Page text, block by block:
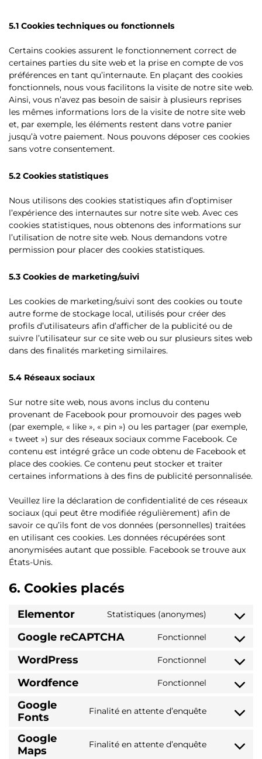
5.1 Cookies techniques ou fonctionnels
Certains cookies assurent le fonctionnement correct de
certaines parties du site web et la prise en compte de vos
préférences en tant qu’internaute. En plaçant des cookies
fonctionnels, nous vous facilitons la visite de notre site web.
Ainsi, vous n’avez pas besoin de saisir à plusieurs reprises
les mêmes informations lors de la visite de notre site web
et, par exemple, les éléments restent dans votre panier
jusqu’à votre paiement. Nous pouvons déposer ces cookies
sans votre consentement.
5.2 Cookies statistiques
Nous utilisons des cookies statistiques afin d’optimiser
l’expérience des internautes sur notre site web. Avec ces
cookies statistiques, nous obtenons des informations sur
l’utilisation de notre site web. Nous demandons votre
permission pour placer des cookies statistiques.
5.3 Cookies de marketing/suivi
Les cookies de marketing/suivi sont des cookies ou toute
autre forme de stockage local, utilisés pour créer des
profils d’utilisateurs afin d’afficher de la publicité ou de
suivre l’utilisateur sur ce site web ou sur plusieurs sites web
dans des finalités marketing similaires.
5.4 Réseaux sociaux
Sur notre site web, nous avons inclus du contenu
provenant de Facebook pour promouvoir des pages web
(par exemple, « like », « pin ») ou les partager (par exemple,
« tweet ») sur des réseaux sociaux comme Facebook. Ce
contenu est intégré grâce un code obtenu de Facebook et
place des cookies. Ce contenu peut stocker et traiter
certaines informations à des fins de publicité personnalisée.
Veuillez lire la déclaration de confidentialité de ces réseaux
sociaux (qui peut être modifiée régulièrement) afin de
savoir ce qu’ils font de vos données (personnelles) traitées
en utilisant ces cookies. Les données récupérées sont
anonymisées autant que possible. Facebook se trouve aux
États-Unis.
6. Cookies placés
Elementor Statistiques (anonymes)
Google reCAPTCHA Fonctionnel
WordPress Fonctionnel
Wordfence Fonctionnel
Google
Fonts
Finalité en attente d’enquête
Google
Maps
Finalité en attente d’enquête